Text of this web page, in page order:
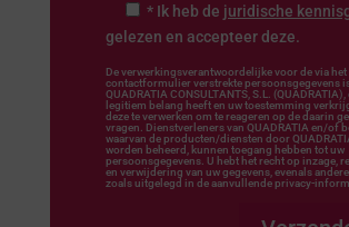
* Ik heb de juridische
gelezen en accepteer deze.
De verwerkingsverantwoordelijke voor de via het
contactformulier verstrekte persoonsgegevens
QUADRATIA CONSULTANTS, S.L. (QUADRATIA),
legitiem belang heeft en uw toestemming
deze te verwerken om te reageren op de daarin
vragen. Dienstverleners van QUADRATIA en/of
waarvan de producten/diensten door
worden beheerd, kunnen toegang hebben tot uw
persoonsgegevens. U hebt het recht op inzage,
en verwijdering van uw gegevens, evenals andere
zoals uitgelegd in de aanvullende privacy-